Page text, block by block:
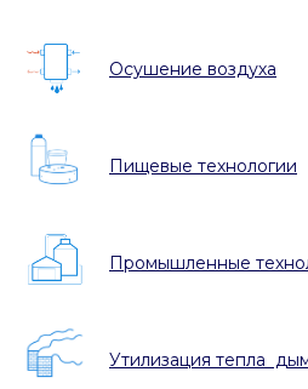
Осушение воздуха
Пищевые технологии
Промышленные
Утилизация тепла